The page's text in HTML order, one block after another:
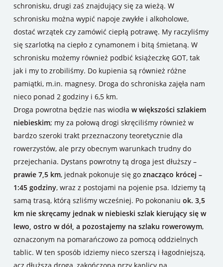
schronisku, drugi zaś znajdujący się za wieżą. W
schronisku można wypić napoje zwykłe i alkoholowe,
dostać wrzątek czy zamówić ciepłą potrawę. My raczyliśmy
się szarlotką na ciepło z cynamonem i bitą śmietaną. W
schronisku możemy również podbić książeczkę GOT, tak
jak i my to zrobiliśmy. Do kupienia są również różne
pamiątki, m.in. magnesy. Droga do schroniska zajęła nam
nieco ponad 2 godziny i 6,5 km.
Droga powrotna będzie nas wiodła w większości szlakiem
niebieskim; my za połową drogi skręciliśmy również w
bardzo szeroki trakt przeznaczony teoretycznie dla
rowerzystów, ale przy obecnym warunkach trudny do
przejechania. Dystans powrotny tą droga jest dłuższy –
prawie 7,5 km, jednak pokonuje się go znacząco krócej –
1:45 godziny, wraz z postojami na pojenie psa. Idziemy tą
samą trasą, którą szliśmy wcześniej. Po pokonaniu ok. 3,5
km nie skręcamy jednak w niebieski szlak kierujący się w
lewo, ostro w dół, a pozostajemy na szlaku rowerowym,
oznaczonym na pomarańczowo za pomocą oddzielnych
tablic. W ten sposób idziemy nieco szerszą i łagodniejszą,